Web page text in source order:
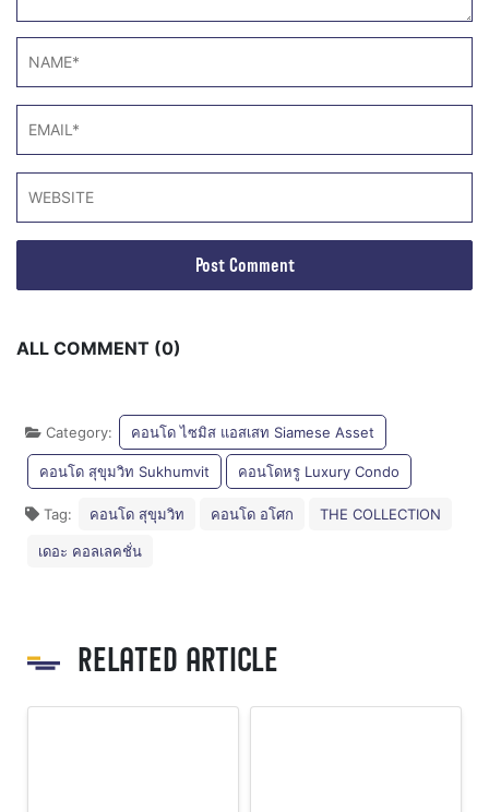
ALL COMMENT (0)
Category: คอนโด ไซมิส แอสเสท Siamese Asset
คอนโด สุขุมวิท Sukhumvit คอนโดหรู Luxury Condo
Tag: คอนโด สุขุมวิท คอนโด อโศก THE COLLECTION
เดอะ คอลเลคชั่น
RELATED ARTICLE